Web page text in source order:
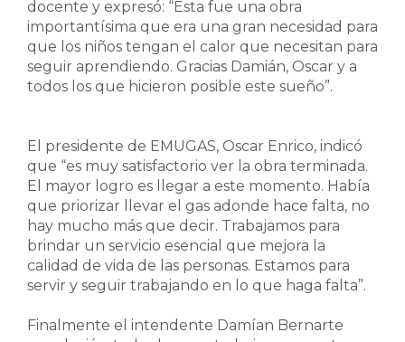
docente y expresó: “Esta fue una obra
importantísima que era una gran necesidad para
que los niños tengan el calor que necesitan para
seguir aprendiendo. Gracias Damián, Oscar y a
todos los que hicieron posible este sueño”.
El presidente de EMUGAS, Oscar Enrico, indicó
que “es muy satisfactorio ver la obra terminada.
El mayor logro es llegar a este momento. Había
que priorizar llevar el gas adonde hace falta, no
hay mucho más que decir. Trabajamos para
brindar un servicio esencial que mejora la
calidad de vida de las personas. Estamos para
servir y seguir trabajando en lo que haga falta”.
Finalmente el intendente Damían Bernarte